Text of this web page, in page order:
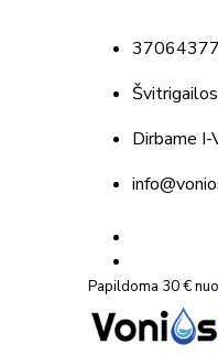
Dirbame I-
Papildoma 30 €